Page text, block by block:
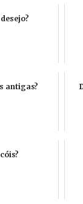
antigas?